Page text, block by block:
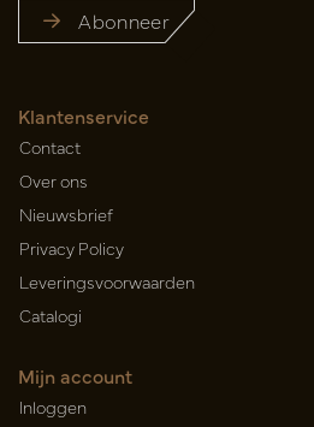
Abonneer
Klantenservice
Contact
Over ons
Nieuwsbrief
Privacy Policy
Leveringsvoorwaarden
Catalogi
Mijn account
Inloggen